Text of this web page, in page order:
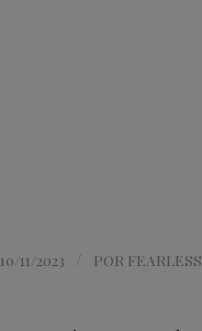
10/11/2023 POR FEARLESS